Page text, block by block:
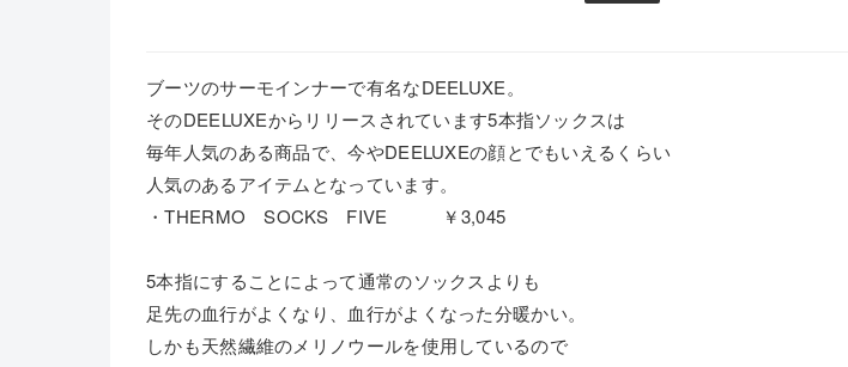
ブーツのサーモインナーで有名なDEELUXE。
そのDEELUXEからリリースされています5本指ソックスは
毎年人気のある商品で、今やDEELUXEの顔とでもいえるくらい
人気のあるアイテムとなっています。
・THERMO SOCKS FIVE ￥3,045
5本指にすることによって通常のソックスよりも
足先の血行がよくなり、血行がよくなった分暖かい。
しかも天然繊維のメリノウールを使用しているので